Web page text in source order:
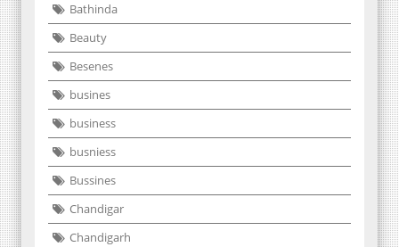
Bathinda
Beauty
Besenes
busines
business
busniess
Bussines
Chandigar
Chandigarh